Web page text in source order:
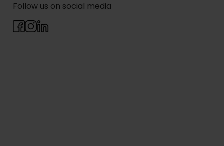
Follow us on social media